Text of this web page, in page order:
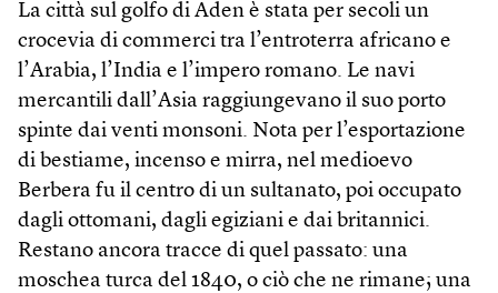
La città sul golfo di Aden è stata per secoli un
crocevia di commerci tra l’entroterra africano e
l’Arabia, l’India e l’impero romano. Le navi
mercantili dall’Asia raggiungevano il suo porto
spinte dai venti monsoni. Nota per l’esportazione
di bestiame, incenso e mirra, nel medioevo
Berbera fu il centro di un sultanato, poi occupato
dagli ottomani, dagli egiziani e dai britannici.
Restano ancora tracce di quel passato: una
moschea turca del 1840, o ciò che ne rimane; una